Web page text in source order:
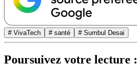
# VivaTech # santé # Sumbul Desai
Poursuivez votre lecture :